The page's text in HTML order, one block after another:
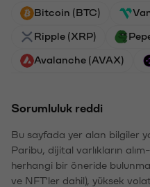
Bitcoin (BTC)
Ripple (XRP)
Avalanche (AVAX)
Sorumluluk reddi
Bu sayfada yer alan bilgiler
Paribu, dijital varlıkların
herhangi bir öneride
ve NFT'ler dahil), yüksek